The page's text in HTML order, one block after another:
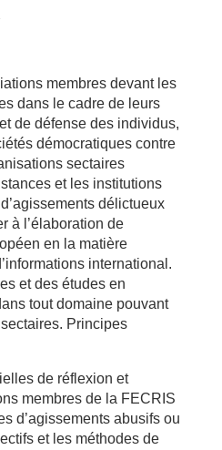
membres devant les
dans le cadre de leurs
de défense des individus,
démocratiques contre
sectaires
et les institutions
délictueux
à l’élaboration de
en la matière
international.
et des études en
tout domaine pouvant
Principes
de réflexion et
membres de la FECRIS
d’agissements abusifs ou
et les méthodes de